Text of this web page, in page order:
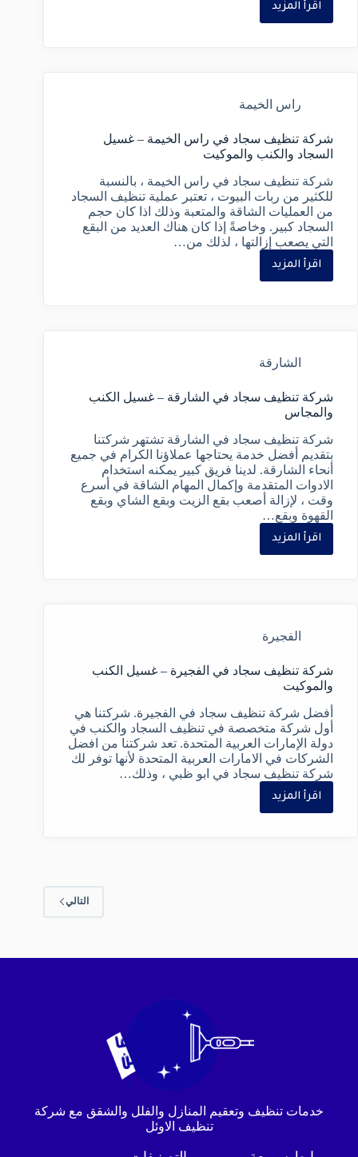
اقرأ المزيد
راس الخيمة
شركة تنظيف سجاد في راس الخيمة – غسيل
السجاد والكنب والموكيت
شركة تنظيف سجاد في راس الخيمة ، بالنسبة
للكثير من ربات البيوت ، تعتبر عملية تنظيف السجاد
من العمليات الشاقة والمتعبة وذلك اذا كان حجم
السجاد كبير. وخاصةً إذا كان هناك العديد من البقع
التي يصعب إزالتها ، لذلك من…
اقرأ المزيد
الشارقة
شركة تنظيف سجاد في الشارقة – غسيل الكنب
والمجاس
شركة تنظيف سجاد في الشارقة تشتهر شركتنا
بتقديم أفضل خدمة يحتاجها عملاؤنا الكرام في جميع
أنحاء الشارقة. لدينا فريق كبير يمكنه استخدام
الادوات المتقدمة وإكمال المهام الشاقة في أسرع
وقت ، لإزالة أصعب بقع الزيت وبقع الشاي وبقع
القهوة وبقع…
اقرأ المزيد
الفجيرة
شركة تنظيف سجاد في الفجيرة – غسيل الكنب
والموكيت
أفضل شركة تنظيف سجاد في الفجيرة. شركتنا هي
أول شركة متخصصة في تنظيف السجاد والكنب في
دولة الإمارات العربية المتحدة. تعد شركتنا من افضل
الشركات في الامارات العربية المتحدة لأنها توفر لك
شركة تنظيف سجاد في ابو ظبي ، وذلك…
اقرأ المزيد
التالي
خدمات تنظيف وتعقيم المنازل والفلل والشقق مع شركة
تنظيف الاوئل